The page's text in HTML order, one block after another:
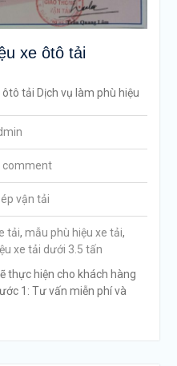
xe ôtô tải
comment
vận tải
tải, mẫu phù hiệu xe tải,
xe tải dưới 3.5 tấn
tải Dịch vụ làm phù hiệu
thực hiện cho khách hàng
1: Tư vấn miễn phí và